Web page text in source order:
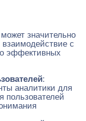
значительно
с
эффективных
:
аналитики для
пользователей